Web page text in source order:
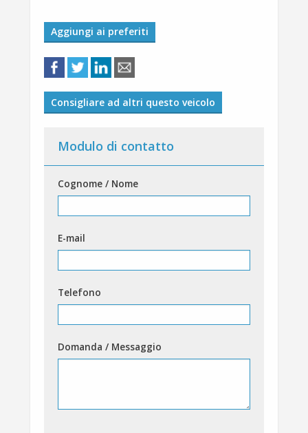
Aggiungi ai preferiti
Consigliare ad altri questo veicolo
Modulo di contatto
Cognome / Nome
E-mail
Telefono
Domanda / Messaggio